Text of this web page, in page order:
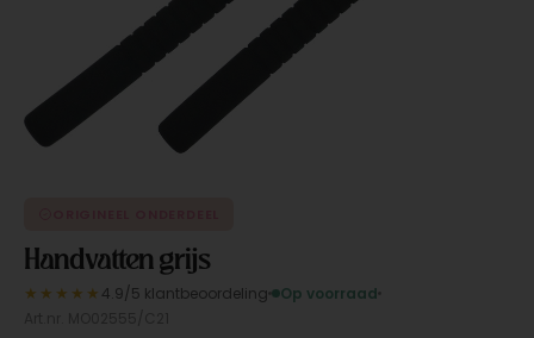
Handvatten grijs
★★★★★ 4.9/5 klantbeoordeling
Op voorraad